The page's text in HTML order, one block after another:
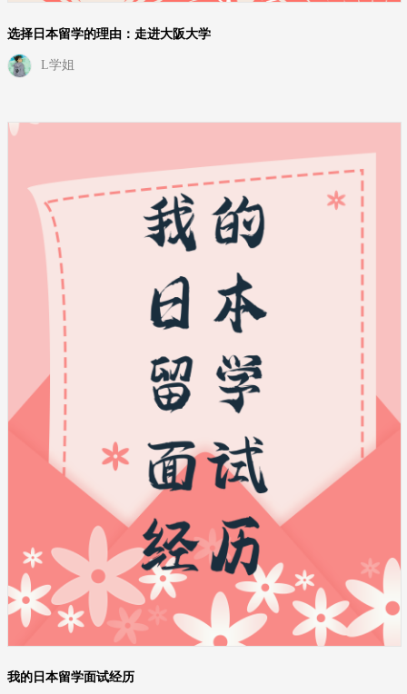
选择日本留学的理由：走进大阪大学
L学姐
我的日本留学面试经历